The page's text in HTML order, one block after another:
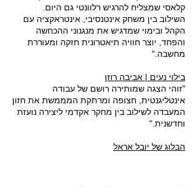
קלאסי שמצליח להרגיש רלוונטי גם היום.
השילוב בין משחק אינטנסיבי, אינטראקציה עם
הקהל ובימוי שמדגיש את מנגנוני ההכחשה
והפחד, יוצר חוויה תיאטרונית חזקה ומעוררת
מחשבה."
בילוי נעים | אביבה רוזן
"זוהי הצגה שמותירה רושם של עבודה
אינטליגנטית, חצופה ומרתקת המממשת את חזון
המעבדה לשילוב בין מחקר אקדמי ליצירה נועזת
וחדשנית."
הבלוג של יובל אראל